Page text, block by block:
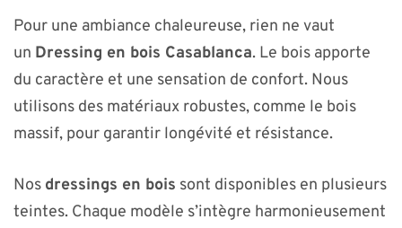
Pour une ambiance chaleureuse, rien ne vaut
un Dressing en bois Casablanca. Le bois apporte
du caractère et une sensation de confort. Nous
utilisons des matériaux robustes, comme le bois
massif, pour garantir longévité et résistance.
Nos dressings en bois sont disponibles en plusieurs
teintes. Chaque modèle s’intègre harmonieusement